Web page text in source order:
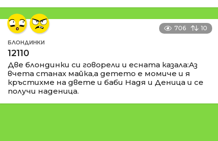
706 10
БЛОНДИНКИ
12110
Две блондинки си говорели и есната казала:Аз
вчета станах майка,а детето е момиче и я
кръстихме на двете и баби Надя и Деница и се
получи наденица.